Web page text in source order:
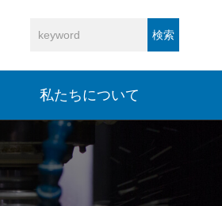
検索
私たちについて